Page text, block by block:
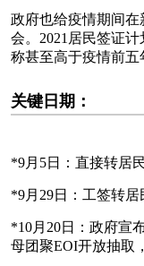
政府也给疫情期间
会。2021居民签证
称甚至高于疫情前五
关键日期：
*9月5日：直接转居
*9月29日：工签转
*10月20日：政府宣
母团聚EOI开放抽取